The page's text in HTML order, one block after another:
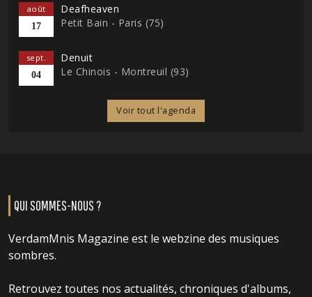
août
17
Deafheaven
Petit Bain - Paris (75)
sept.
04
Denuit
Le Chinois - Montreuil (93)
Voir tout l'agenda
QUI SOMMES-NOUS ?
VerdamMnis Magazine est le webzine des musiques
sombres.
Retrouvez toutes nos actualités, chroniques d'albums,